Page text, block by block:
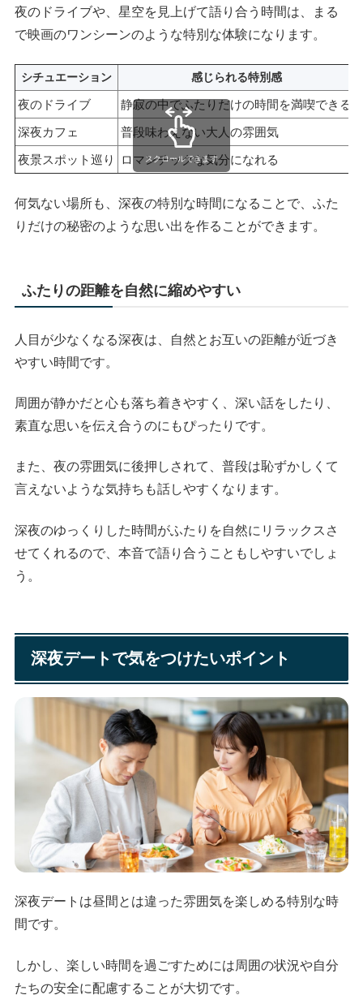
夜のドライブや、星空を見上げて語り合う時間は、まる
で映画のワンシーンのような特別な体験になります。
シチュエーション 感じられる特別感
夜のドライブ
静寂の中でふたりだけの時間を満喫できる
深夜カフェ
普段味わえない大人の雰囲気
夜景スポット巡り
ロマンチックな気分になれる
スクロールできます
何気ない場所も、深夜の特別な時間になることで、ふた
りだけの秘密のような思い出を作ることができます。
ふたりの距離を自然に縮めやすい
人目が少なくなる深夜は、自然とお互いの距離が近づき
やすい時間です。
周囲が静かだと心も落ち着きやすく、深い話をしたり、
素直な思いを伝え合うのにもぴったりです。
また、夜の雰囲気に後押しされて、普段は恥ずかしくて
言えないような気持ちも話しやすくなります。
深夜のゆっくりした時間がふたりを自然にリラックスさ
せてくれるので、本音で語り合うこともしやすいでしょ
う。
深夜デートで気をつけたいポイント
深夜デートは昼間とは違った雰囲気を楽しめる特別な時
間です。
しかし、楽しい時間を過ごすためには周囲の状況や自分
たちの安全に配慮することが大切です。